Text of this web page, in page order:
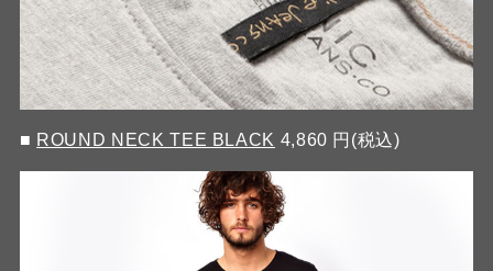
■ ROUND NECK TEE BLACK 4,860 円(税込)